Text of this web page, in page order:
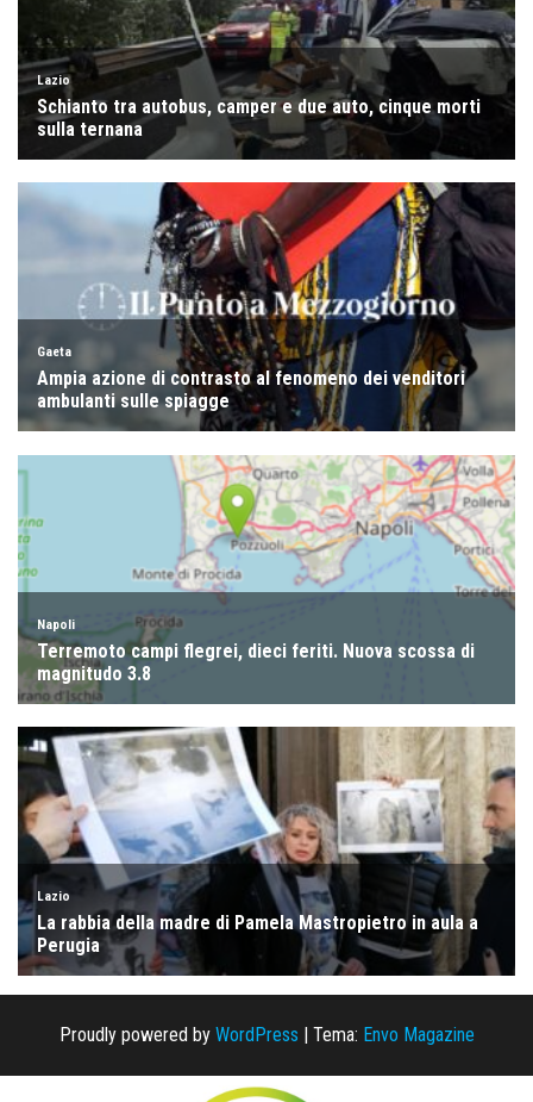
Proudly powered by WordPress | Tema: Envo Magazine